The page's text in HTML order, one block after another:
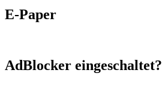
E-Paper
AdBlocker eingeschaltet?